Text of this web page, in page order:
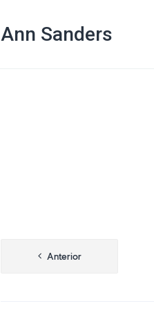
Ann Sanders
Navegação
Anterior